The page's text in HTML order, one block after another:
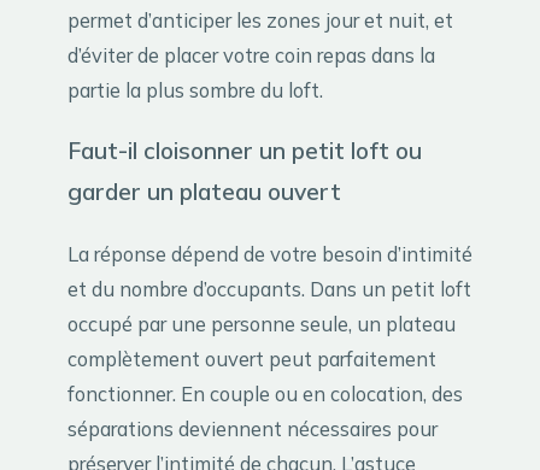
permet d’anticiper les zones jour et nuit, et
d’éviter de placer votre coin repas dans la
partie la plus sombre du loft.
Faut-il cloisonner un petit loft ou
garder un plateau ouvert
La réponse dépend de votre besoin d’intimité
et du nombre d’occupants. Dans un petit loft
occupé par une personne seule, un plateau
complètement ouvert peut parfaitement
fonctionner. En couple ou en colocation, des
séparations deviennent nécessaires pour
préserver l’intimité de chacun. L’astuce